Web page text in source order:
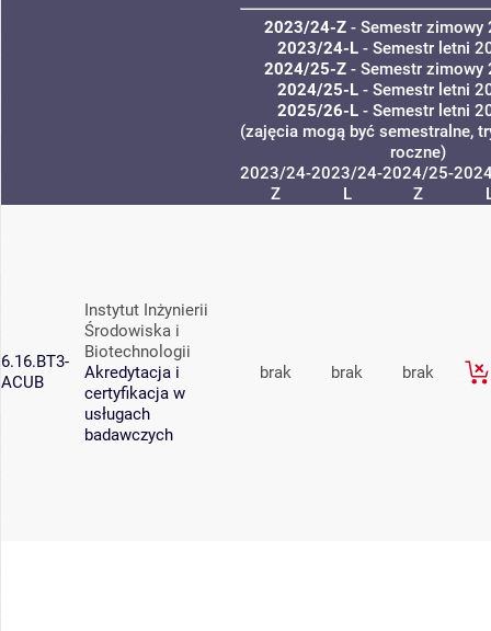
2023/24-Z- Semestr zimowy
2023/24-L- Semestr letni
2024/25-Z- Semestr zimowy
2024/25-L- Semestr letni
2025/26-L- Semestr letni
(zajęcia mogą być semestralne,
roczne)
2023/24-
Z
2023/24-
L
2024/25-
Z
6.16.BT3-
ACUB
Instytut Inżynierii
Środowiska i
Biotechnologii
Akredytacja i
certyfikacja w
usługach
badawczych
brak brak brak